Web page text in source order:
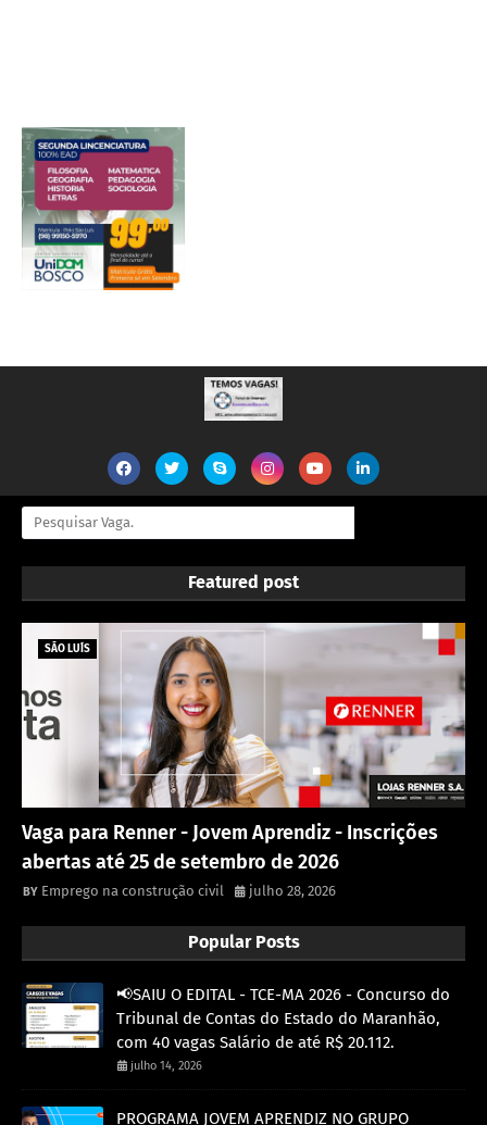
Featured post
SÃO LUÍS
Vaga para Renner - Jovem Aprendiz - Inscrições
abertas até 25 de setembro de 2026
Emprego na construção civil julho 28, 2026
Popular Posts
📢SAIU O EDITAL - TCE-MA 2026 - Concurso do
Tribunal de Contas do Estado do Maranhão,
com 40 vagas Salário de até R$ 20.112.
julho 14, 2026
PROGRAMA JOVEM APRENDIZ NO GRUPO